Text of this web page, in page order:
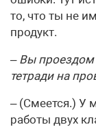
то, что ты не
продукт.
– Вы проездом
тетради на
– (Смеется.) У
работы двух